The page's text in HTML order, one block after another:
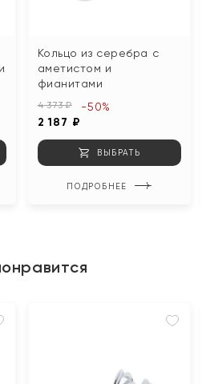
Кольцо из серебра с
аметистом и
фианитами
4 373 ₽
2 187 ₽
-50%
ВЫБРАТЬ
ПОДРОБНЕЕ